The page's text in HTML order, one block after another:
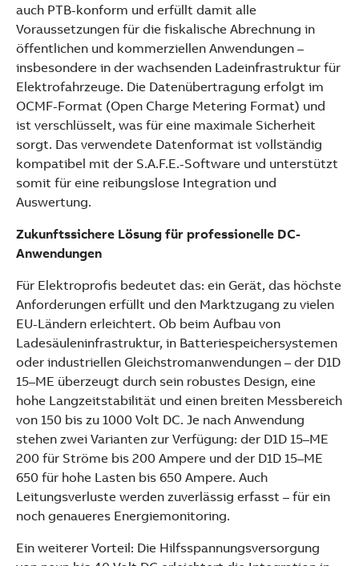
auch PTB-konform und erfüllt damit alle
Voraussetzungen für die fiskalische Abrechnung in
öffentlichen und kommerziellen Anwendungen –
insbesondere in der wachsenden Ladeinfrastruktur für
Elektrofahrzeuge. Die Datenübertragung erfolgt im
OCMF-Format (Open Charge Metering Format) und
ist verschlüsselt, was für eine maximale Sicherheit
sorgt. Das verwendete Datenformat ist vollständig
kompatibel mit der S.A.F.E.-Software und unterstützt
somit für eine reibungslose Integration und
Auswertung.
Zukunftssichere Lösung für professionelle DC-
Anwendungen
Für Elektroprofis bedeutet das: ein Gerät, das höchste
Anforderungen erfüllt und den Marktzugang zu vielen
EU-Ländern erleichtert. Ob beim Aufbau von
Ladesäuleninfrastruktur, in Batteriespeichersystemen
oder industriellen Gleichstromanwendungen – der D1D
15–ME überzeugt durch sein robustes Design, eine
hohe Langzeitstabilität und einen breiten Messbereich
von 150 bis zu 1000 Volt DC. Je nach Anwendung
stehen zwei Varianten zur Verfügung: der D1D 15–ME
200 für Ströme bis 200 Ampere und der D1D 15–ME
650 für hohe Lasten bis 650 Ampere. Auch
Leitungsverluste werden zuverlässig erfasst – für ein
noch genaueres Energiemonitoring.
Ein weiterer Vorteil: Die Hilfsspannungsversorgung